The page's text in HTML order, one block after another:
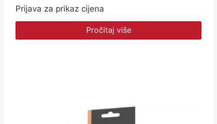
Prijava za prikaz cijena
Pročitaj više